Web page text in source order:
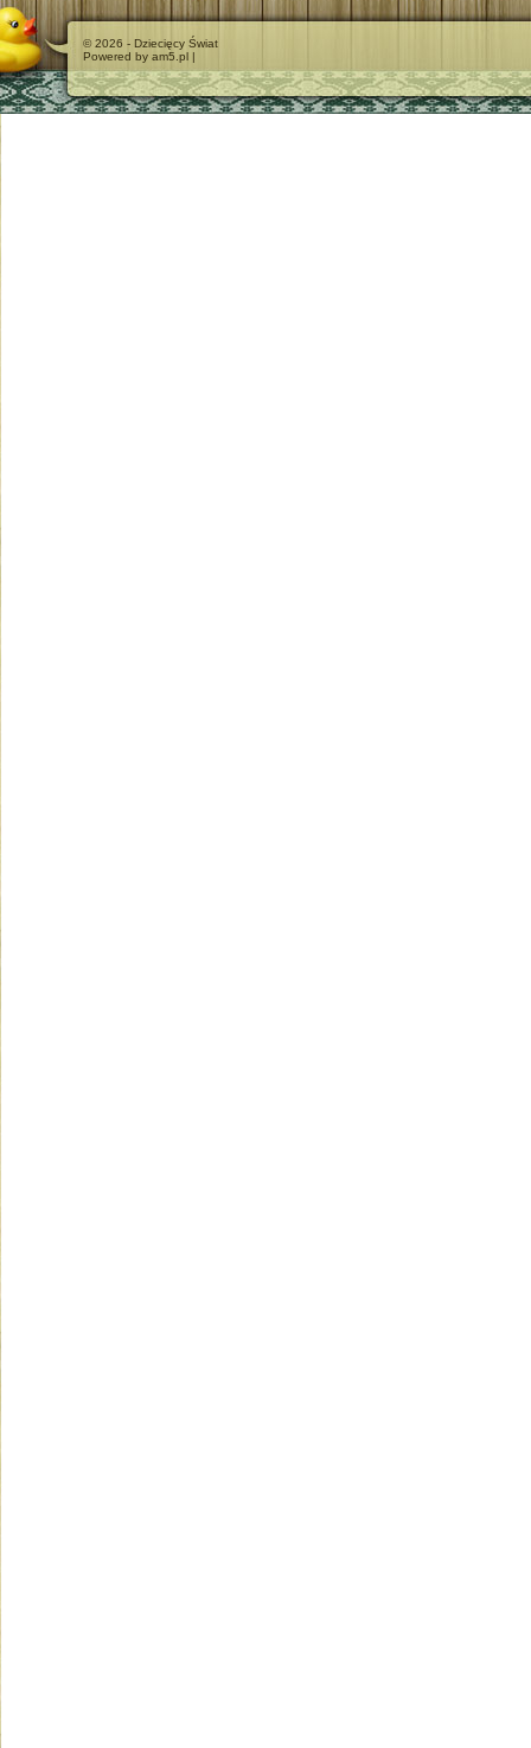
© 2026 - Dziecięcy Świat
Powered by am5.pl |